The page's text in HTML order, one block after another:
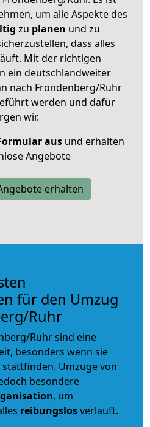
um alle Aspekte des
zu planen und zu
dass alles
Mit der richtigen
ein deutschlandweiter
nach Fröndenberg/Ruhr
werden und dafür
wir.
ausund erhalten
Angebote
erhalten
für den Umzug
Ruhr
Ruhr sind eine
besonders wenn sie
Umzüge von
besondere
, um
reibungslosverläuft.